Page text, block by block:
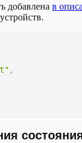
добавлена в
,